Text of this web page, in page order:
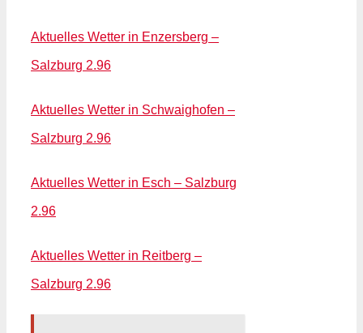
Aktuelles Wetter in Enzersberg –
Salzburg 2.96
Aktuelles Wetter in Schwaighofen –
Salzburg 2.96
Aktuelles Wetter in Esch – Salzburg
2.96
Aktuelles Wetter in Reitberg –
Salzburg 2.96